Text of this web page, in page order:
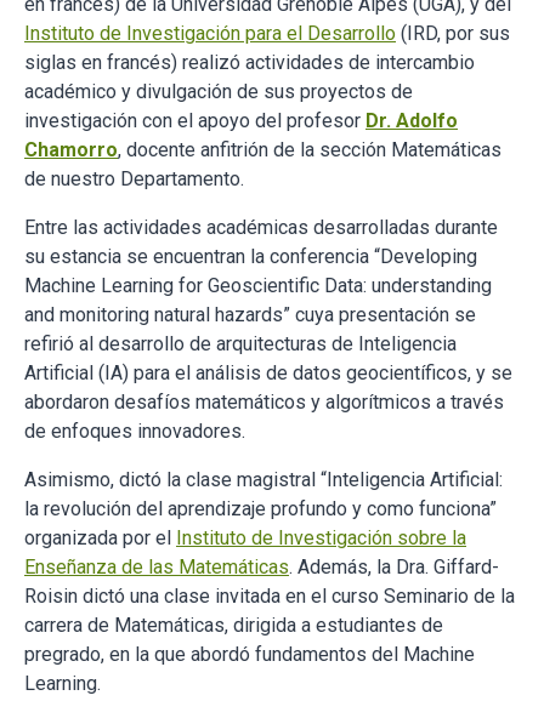
Instituto de Investigación para el Desarrollo (IRD, por sus
siglas en francés) realizó actividades de intercambio
académico y divulgación de sus proyectos de
investigación con el apoyo del profesor Dr. Adolfo
Chamorro, docente anfitrión de la sección Matemáticas
de nuestro Departamento.
Entre las actividades académicas desarrolladas durante
su estancia se encuentran la conferencia “Developing
Machine Learning for Geoscientific Data: understanding
and monitoring natural hazards” cuya presentación se
refirió al desarrollo de arquitecturas de Inteligencia
Artificial (IA) para el análisis de datos geocientíficos, y se
abordaron desafíos matemáticos y algorítmicos a través
de enfoques innovadores.
Asimismo, dictó la clase magistral “Inteligencia Artificial:
la revolución del aprendizaje profundo y como funciona”
organizada por el Instituto de Investigación sobre la
Enseñanza de las Matemáticas. Además, la Dra. Giffard-
Roisin dictó una clase invitada en el curso Seminario de la
carrera de Matemáticas, dirigida a estudiantes de
pregrado, en la que abordó fundamentos del Machine
Learning.